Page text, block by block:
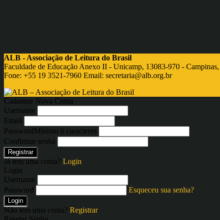
ALB - Associação de Leitura do Brasil
Faculdade de Educação Anexo II - Unicamp, 13083-970 - Campinas,
Fone: +55 19 3521-7960 Email: secretaria@alb.org.br
Cadastrar Nova Conta
Username
Email
PasswordMínimo 6 caracteres
Confirmar senha
Registrar
Já tem uma conta? Login
Login
Username
Password
Esqueceu sua senha?
Login
Não tem uma conta? Registrar